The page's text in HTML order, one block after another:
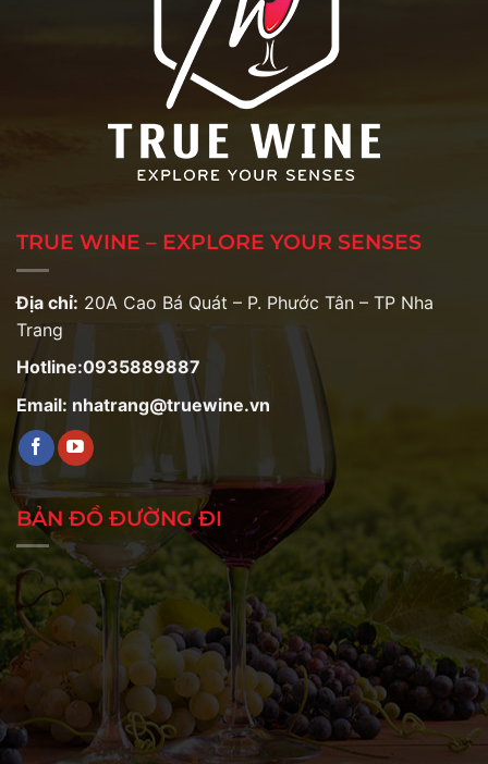
TRUE WINE – EXPLORE YOUR SENSES
Địa chỉ: 20A Cao Bá Quát – P. Phước Tân – TP Nha
Trang
Hotline:0935889887
Email: nhatrang@truewine.vn
BẢN ĐỒ ĐƯỜNG ĐI